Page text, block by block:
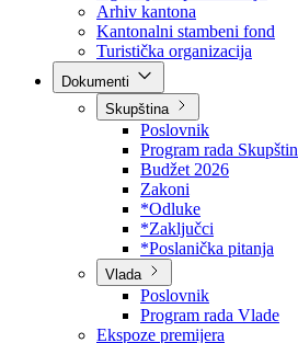
BPK šume
RTV BPK
Agencija za privatizaciju
Arhiv kantona
Kantonalni stambeni fond
Turistička organizacija
Skupština
Poslovnik
Program rada Skupštine
Budžet 2026
Zakoni
*Odluke
*Zaključci
*Poslanička pitanja
Vlada